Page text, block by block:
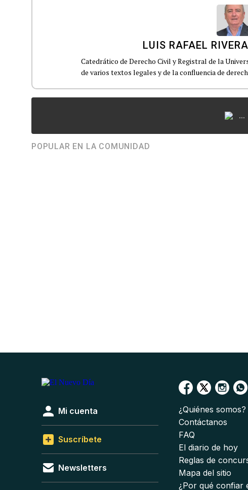
LUIS RAFAEL RIVERA
Catedrático de Derecho Civil y Registral de la
de varios textos legales y de la confluencia de
...
POPULAR EN LA COMUNIDAD
Mi cuenta
Suscríbete
Newsletters
¿Quiénes somos?
Contáctanos
FAQ
El diario de hoy
Reglas de
Mapa del sitio
¿Por qué confiar